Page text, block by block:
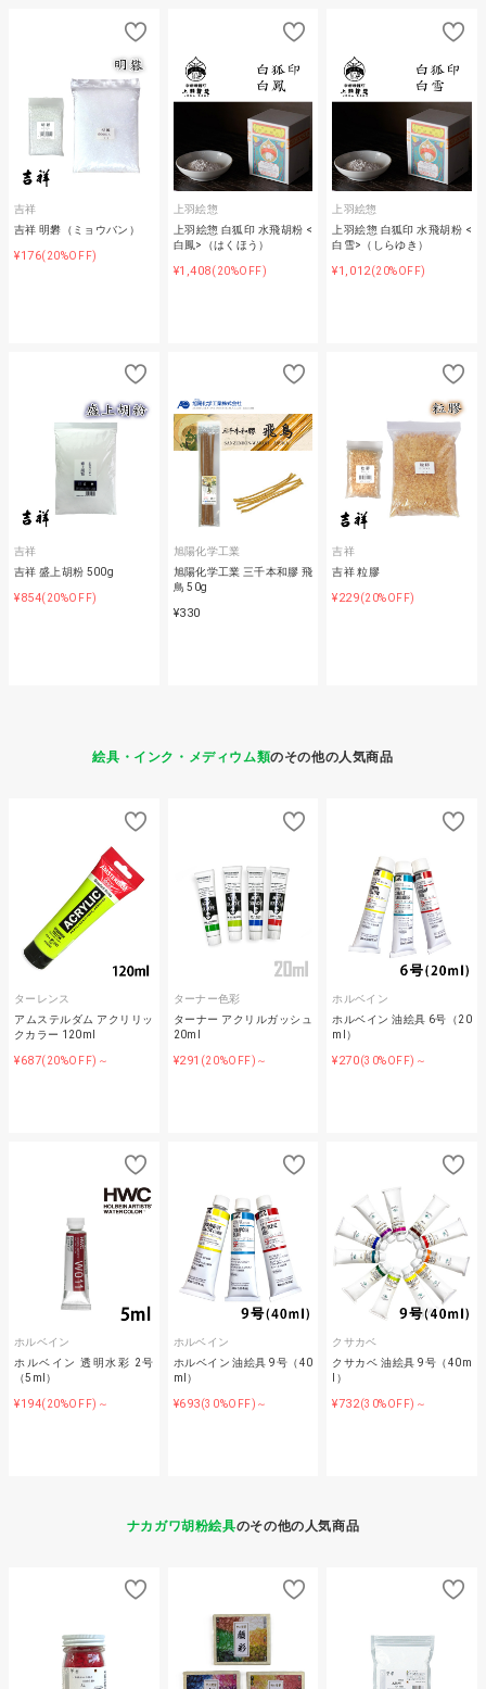
吉祥
吉祥 明礬（ミョウバン）
¥176(20%OFF)
上羽絵惣
上羽絵惣 白狐印 水飛胡粉 <
白鳳>（はくほう）
¥1,408(20%OFF)
上羽絵惣
上羽絵惣 白狐印 水飛胡粉 <
白雪>（しらゆき）
¥1,012(20%OFF)
吉祥
吉祥 盛上胡粉 500g
¥854(20%OFF)
旭陽化学工業
旭陽化学工業 三千本和膠 飛
鳥 50g
¥330
吉祥
吉祥 粒膠
¥229(20%OFF)
絵具・インク・メディウム類のその他の人気商品
ターレンス
アムステルダム アクリリッ
クカラー 120ml
¥687(20%OFF)～
ターナー色彩
ターナー アクリルガッシュ
20ml
¥291 (20%OFF)～
ホルベイン
ホルベイン 油絵具 6号（20
ml）
¥270(30%OFF)～
ホルベイン
ホルベイン 透明水彩 2号
（5ml）
¥194(20%OFF)～
ホルベイン
ホルベイン 油絵具 9号（40
ml）
¥693(30%OFF)～
クサカベ
クサカベ 油絵具 9号（40m
l）
¥732(30%OFF)～
ナカガワ胡粉絵具のその他の人気商品